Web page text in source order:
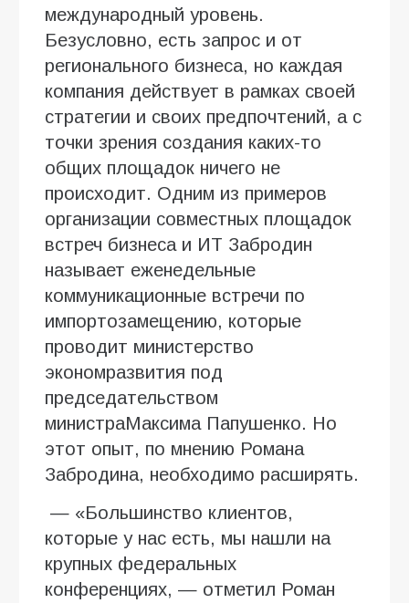
международный уровень.
Безусловно, есть запрос и от
регионального бизнеса, но каждая
компания действует в рамках своей
стратегии и своих предпочтений, а с
точки зрения создания каких-то
общих площадок ничего не
происходит. Одним из примеров
организации совместных площадок
встреч бизнеса и ИТ Забродин
называет еженедельные
коммуникационные встречи по
импортозамещению, которые
проводит министерство
экономразвития под
председательством
министраМаксима Папушенко. Но
этот опыт, по мнению Романа
Забродина, необходимо расширять.
— «Большинство клиентов,
которые у нас есть, мы нашли на
крупных федеральных
конференциях, — отметил Роман